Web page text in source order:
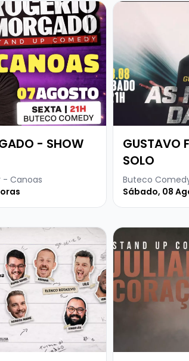
MORGADO - SHOW SOLO
- SHOW
- Canoas
Veja mais sobre
GUSTAVO
SOLO
Buteco
Sábado, 08
COM STANDUP DO PRETINHO BÁSICO
Veja mais sobre